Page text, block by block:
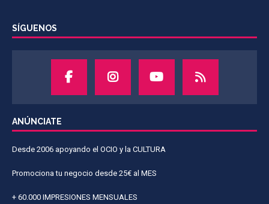
SÍGUENOS
ANÚNCIATE
Desde 2006 apoyando el OCIO y la CULTURA
Promociona tu negocio desde 25€ al MES
+ 60.000 IMPRESIONES MENSUALES